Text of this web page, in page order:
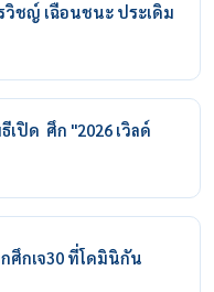
ชญ์ เฉือนชนะ ประเดิม
ปิด ศึก "2026 เวิลด์
ศึกเจ30 ที่โดมินิกัน